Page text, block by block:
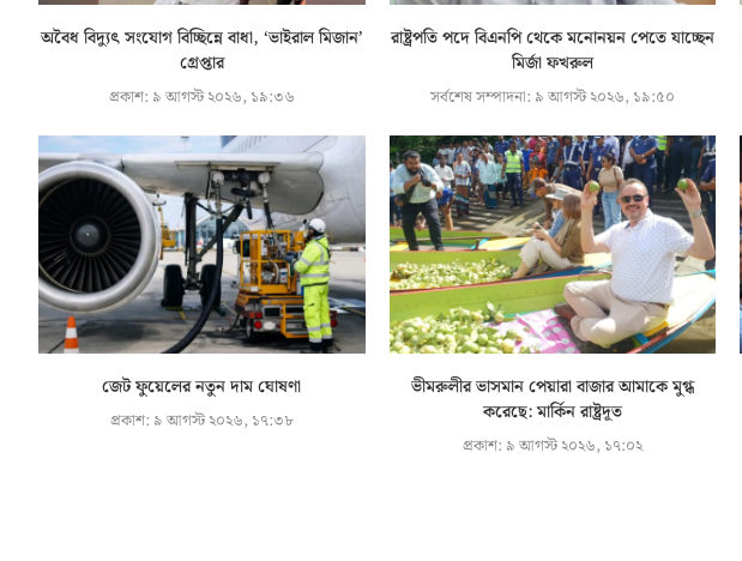
অবৈধ বিদ্যুৎ সংযোগ বিচ্ছিন্নে বাধা, ‘ভাইরাল মিজান’
গ্রেপ্তার
প্রকাশ: ৯ আগস্ট ২০২৬, ১৯:৩৬
রাষ্ট্রপতি পদে বিএনপি থেকে মনোনয়ন পেতে যাচ্ছেন
মির্জা ফখরুল
সর্বশেষ সম্পাদনা: ৯ আগস্ট ২০২৬, ১৯:৫০
জেট ফুয়েলের নতুন দাম ঘোষণা
প্রকাশ: ৯ আগস্ট ২০২৬, ১৭:৩৮
ভীমরুলীর ভাসমান পেয়ারা বাজার আমাকে মুগ্ধ
করেছে: মার্কিন রাষ্ট্রদূত
প্রকাশ: ৯ আগস্ট ২০২৬, ১৭:০২